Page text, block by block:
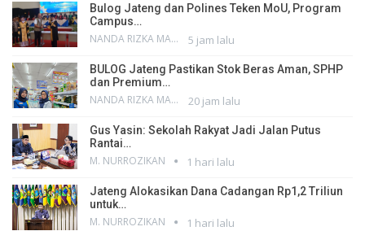
Bulog Jateng dan Polines Teken MoU, Program
Campus…
NANDA RIZKA MAHENDRA 5 jam lalu
BULOG Jateng Pastikan Stok Beras Aman, SPHP
dan Premium…
NANDA RIZKA MAHENDRA 20 jam lalu
Gus Yasin: Sekolah Rakyat Jadi Jalan Putus
Rantai…
M. NURROZIKAN 1 hari lalu
Jateng Alokasikan Dana Cadangan Rp1,2 Triliun
untuk…
M. NURROZIKAN 1 hari lalu